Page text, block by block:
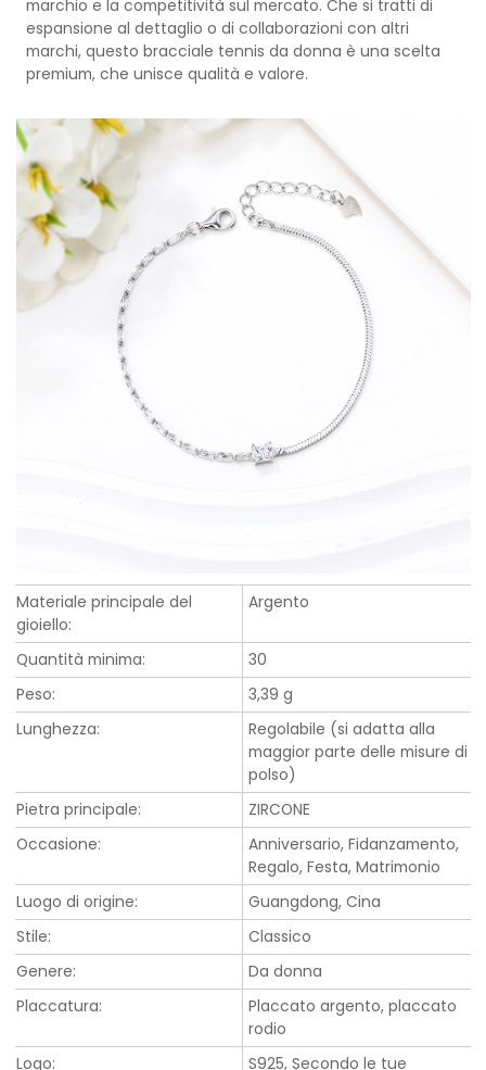
marchio e la competitività sul mercato. Che si tratti di
espansione al dettaglio o di collaborazioni con altri
marchi, questo bracciale tennis da donna è una scelta
premium, che unisce qualità e valore.
Materiale principale del
gioiello:
Argento
Quantità minima:
30
Peso:
3,39 g
Lunghezza:
Regolabile (si adatta alla
maggior parte delle misure di
polso)
Pietra principale:
ZIRCONE
Occasione:
Anniversario, Fidanzamento,
Regalo, Festa, Matrimonio
Luogo di origine:
Guangdong, Cina
Stile:
Classico
Genere:
Da donna
Placcatura:
Placcato argento, placcato
rodio
Logo:
S925, Secondo le tue